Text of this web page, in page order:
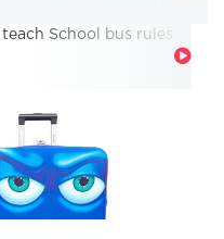
teach School bus rules